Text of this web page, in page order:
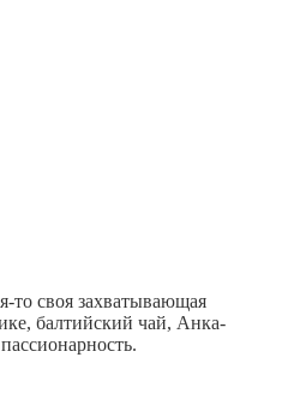
то своя захватывающая
балтийский чай, Анка-